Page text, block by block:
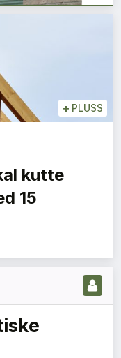
HER
+ PLUSS
kutte
15